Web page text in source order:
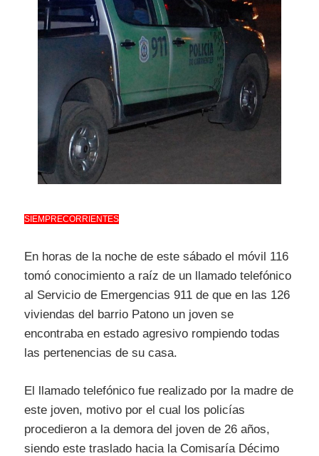
SIEMPRECORRIENTES
En horas de la noche de este sábado el móvil 116
tomó conocimiento a raíz de un llamado telefónico
al Servicio de Emergencias 911 de que en las 126
viviendas del barrio Patono un joven se
encontraba en estado agresivo rompiendo todas
las pertenencias de su casa.
El llamado telefónico fue realizado por la madre de
este joven, motivo por el cual los policías
procedieron a la demora del joven de 26 años,
siendo este traslado hacia la Comisaría Décimo